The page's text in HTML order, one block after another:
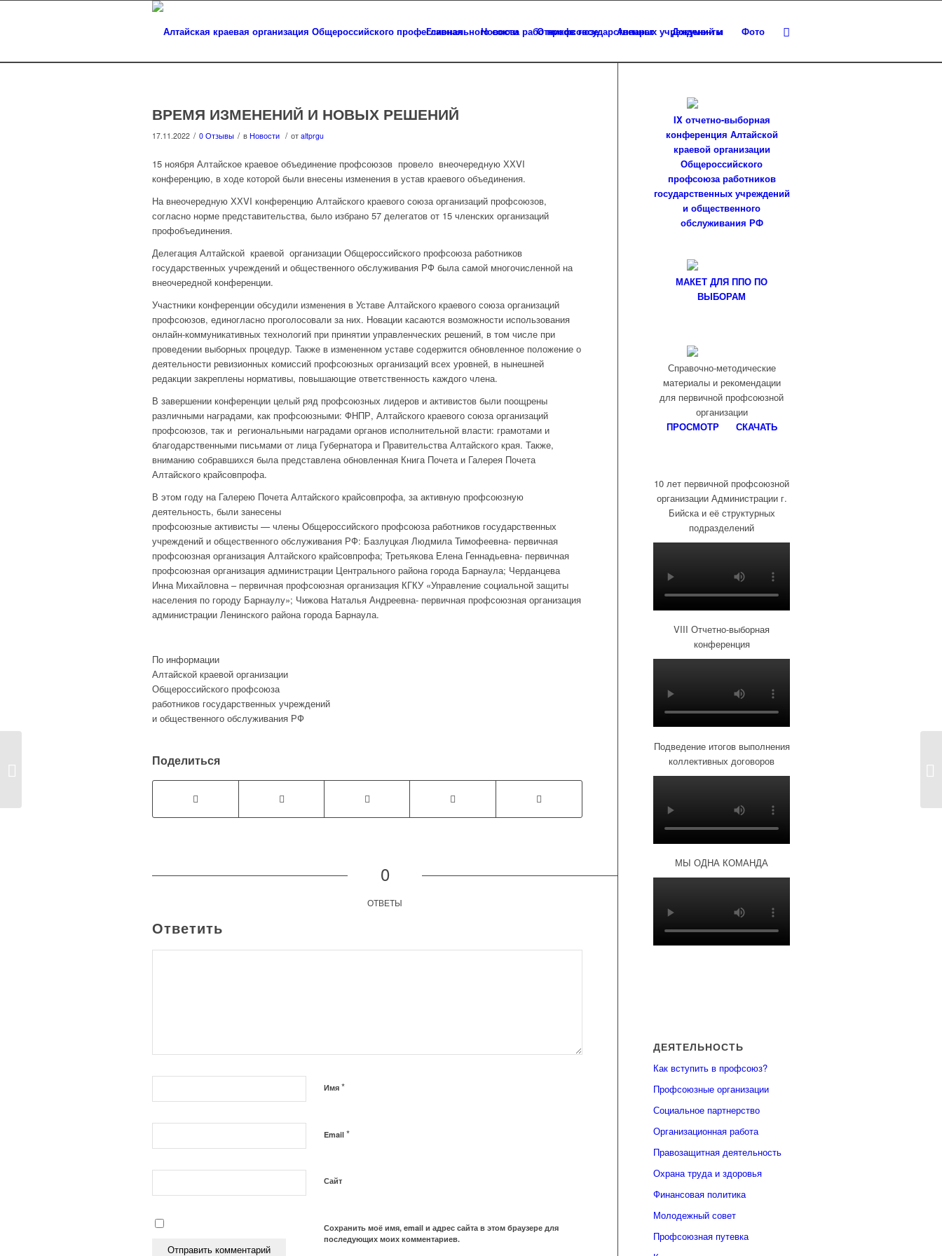
Главная Новости О профсоюзе Аппарат Документы Фото
ВРЕМЯ ИЗМЕНЕНИЙ И НОВЫХ РЕШЕНИЙ
17.11.2022 / 0 Отзывы / в Новости / от altprgu
15 ноября Алтайское краевое объединение профсоюзов провело внеочередную ХХVI
конференцию, в ходе которой были внесены изменения в устав краевого объединения.
На внеочередную ХХVI конференцию Алтайского краевого союза организаций профсоюзов,
согласно норме представительства, было избрано 57 делегатов от 15 членских организаций
профобъединения.
Делегация Алтайской краевой организации Общероссийского профсоюза работников
государственных учреждений и общественного обслуживания РФ была самой многочисленной на
внеочередной конференции.
Участники конференции обсудили изменения в Уставе Алтайского краевого союза организаций
профсоюзов, единогласно проголосовали за них. Новации касаются возможности использования
онлайн-коммуникативных технологий при принятии управленческих решений, в том числе при
проведении выборных процедур. Также в измененном уставе содержится обновленное положение о
деятельности ревизионных комиссий профсоюзных организаций всех уровней, в нынешней
редакции закреплены нормативы, повышающие ответственность каждого члена.
В завершении конференции целый ряд профсоюзных лидеров и активистов были поощрены
различными наградами, как профсоюзными: ФНПР, Алтайского краевого союза организаций
профсоюзов, так и региональными наградами органов исполнительной власти: грамотами и
благодарственными письмами от лица Губернатора и Правительства Алтайского края. Также,
вниманию собравшихся была представлена обновленная Книга Почета и Галерея Почета
Алтайского крайсовпрофа.
В этом году на Галерею Почета Алтайского крайсовпрофа, за активную профсоюзную
деятельность, были занесены
профсоюзные активисты — члены Общероссийского профсоюза работников государственных
учреждений и общественного обслуживания РФ: Базлуцкая Людмила Тимофеевна- первичная
профсоюзная организация Алтайского крайсовпрофа; Третьякова Елена Геннадьевна- первичная
профсоюзная организация администрации Центрального района города Барнаула; Черданцева
Инна Михайловна – первичная профсоюзная организация КГКУ «Управление социальной защиты
населения по городу Барнаулу»; Чижова Наталья Андреевна- первичная профсоюзная организация
администрации Ленинского района города Барнаула.
По информации
Алтайской краевой организации
Общероссийского профсоюза
работников государственных учреждений
и общественного обслуживания РФ
Поделиться
0
ОТВЕТЫ
Ответить
Имя *
Email *
Сайт
Сохранить моё имя, email и адрес сайта в этом браузере для
последующих моих комментариев.
IX отчетно-выборная
конференция Алтайской
краевой организации
Общероссийского
профсоюза работников
государственных учреждений
и общественного
обслуживания РФ
МАКЕТ ДЛЯ ППО ПО
ВЫБОРАМ
Справочно-методические
материалы и рекомендации
для первичной профсоюзной
организации
ПРОСМОТР
СКАЧАТЬ
10 лет первичной профсоюзной
организации Администрации г.
Бийска и её структурных
подразделений
VIII Отчетно-выборная
конференция
Подведение итогов выполнения
коллективных договоров
МЫ ОДНА КОМАНДА
ДЕЯТЕЛЬНОСТЬ
Как вступить в профсоюз?
Профсоюзные организации
Социальное партнерство
Организационная работа
Правозащитная деятельность
Охрана труда и здоровья
Финансовая политика
Молодежный совет
Профсоюзная путевка